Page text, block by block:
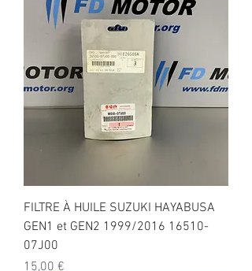
FILTRE À HUILE SUZUKI HAYABUSA
GEN1 et GEN2 1999/2016 16510-
07J00
Prix
15,00 €